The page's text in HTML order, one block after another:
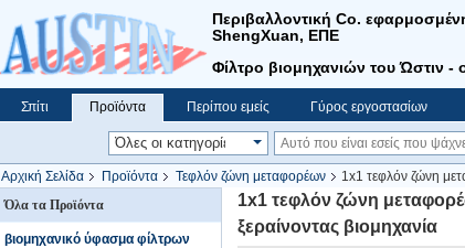
Περιβαλλοντική Co.
ShengXuan, ΕΠΕ
Φίλτρο βιομηχανιών του Ώστιν -
Σπίτι Προϊόντα Περίπου εμείς Γύρος εργοστασίων
Αρχική Σελίδα Προϊόντα Τεφλόν ζώνη μεταφορέων
1x1 τεφλόν ζώνη
Όλα τα Προϊόντα
βιομηχανικό ύφασμα φίλτρων
1x1 τεφλόν ζώνη
ξεραίνοντας βιομηχανία